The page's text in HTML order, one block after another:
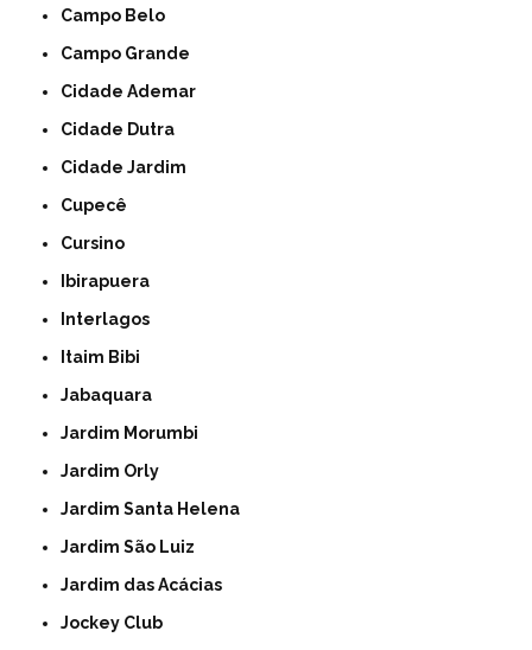
Campo Belo
Campo Grande
Cidade Ademar
Cidade Dutra
Cidade Jardim
Cupecê
Cursino
Ibirapuera
Interlagos
Itaim Bibi
Jabaquara
Jardim Morumbi
Jardim Orly
Jardim Santa Helena
Jardim São Luiz
Jardim das Acácias
Jockey Club